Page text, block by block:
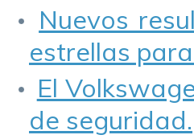
Nuevos
estrellas
El
de seguridad.